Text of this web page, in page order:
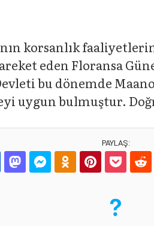
korsanlık
eden Floransa
bu dönemde
uygun bulmuştur.
PAYLAŞ: